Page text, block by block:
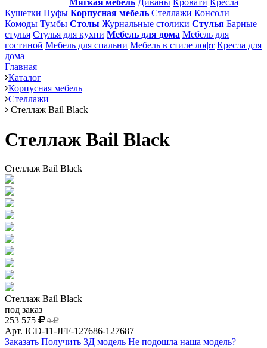
Мягкая мебель Диваны Кровати Кресла
Кушетки Пуфы Корпусная мебель Стеллажи Консоли
Комоды Тумбы Столы Журнальные столики Стулья Барные
стулья Стулья для кухни Мебель для дома Мебель для
гостиной Мебель для спальни Мебель в стиле лофт Кресла для
дома
Главная
Каталог
Корпусная мебель
Стеллажи
Стеллаж Bail Black
Стеллаж Bail Black
Стеллаж Bail Black
Стеллаж Bail Black
под заказ
253 575
0
Арт. ICD-11-JFF-127686-127687
Заказать Получить 3Д модель Не подошла наша модель?